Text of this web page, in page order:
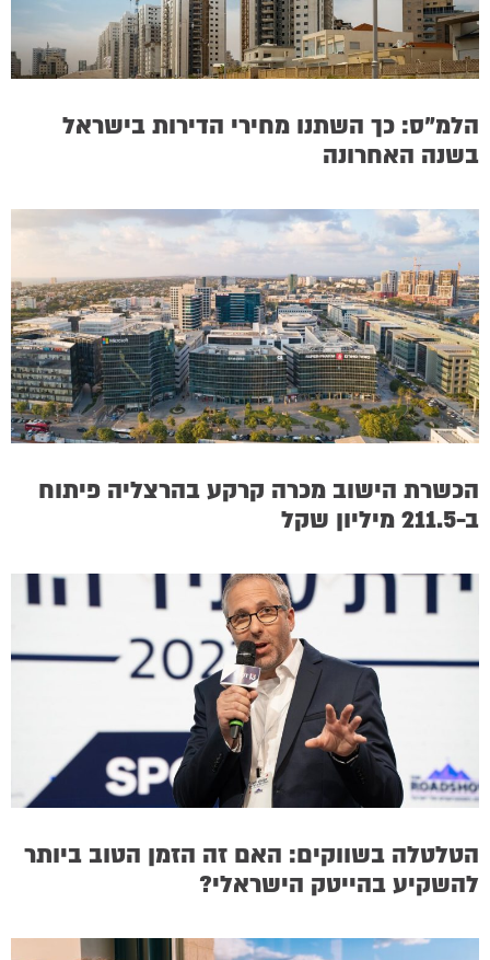
הלמ”ס: כך השתנו מחירי הדירות בישראל
בשנה האחרונה
הכשרת הישוב מכרה קרקע בהרצליה פיתוח
ב-211.5 מיליון שקל
הטלטלה בשווקים: האם זה הזמן הטוב ביותר
להשקיע בהייטק הישראלי?